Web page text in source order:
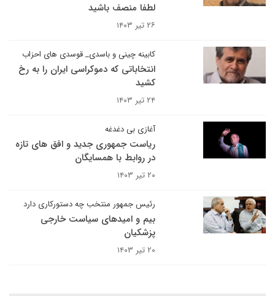
لطفا منصف باشید
۲۶ تیر ۱۴۰۳
کابینه چینی و باسدی_ قوسدی های احزاب
انتخاباتی که دموکراسی ایران را به رخ
کشید
۲۴ تیر ۱۴۰۳
آغازی بی دغدغه
ریاست جمهوری جدید و افق های تازه
در روابط با همسایگان
۲۰ تیر ۱۴۰۳
رئیس جمهور منتخب چه دستورکاری دارد
بیم و امیدهای سیاست خارجی
پزشکیان
۲۰ تیر ۱۴۰۳